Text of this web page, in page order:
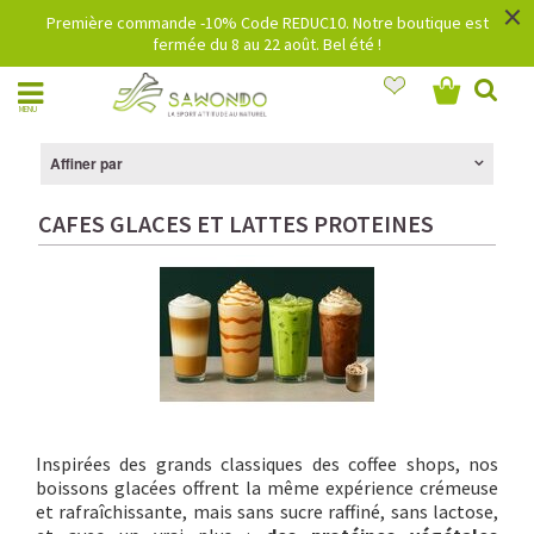
Première commande -10% Code REDUC10. Notre boutique est
fermée du 8 au 22 août. Bel été !
×
MENU
Affiner par
CAFES GLACES ET LATTES PROTEINES
Inspirées des grands classiques des coffee shops, nos
boissons glacées offrent la même expérience crémeuse
et rafraîchissante, mais sans sucre raffiné, sans lactose,